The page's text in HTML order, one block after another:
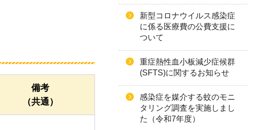
備考
（共通）
新型コロナウイルス感染症
に係る医療費の公費支援に
ついて
重症熱性血小板減少症候群
(SFTS)に関するお知らせ
感染症を媒介する蚊のモニ
タリング調査を実施しまし
た（令和7年度）